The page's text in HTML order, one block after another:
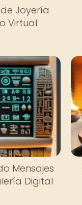
Joyería
Virtual
Mensajes
Digital